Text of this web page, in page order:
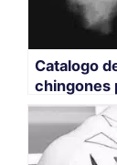
Catalogo
chingones